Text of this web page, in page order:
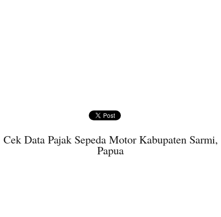
Cek Data Pajak Sepeda Motor Kabupaten Sarmi,
Papua